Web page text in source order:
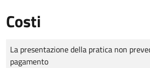
Costi
Tipo di pagamento
Importo
La presentazione della pratica non
pagamento